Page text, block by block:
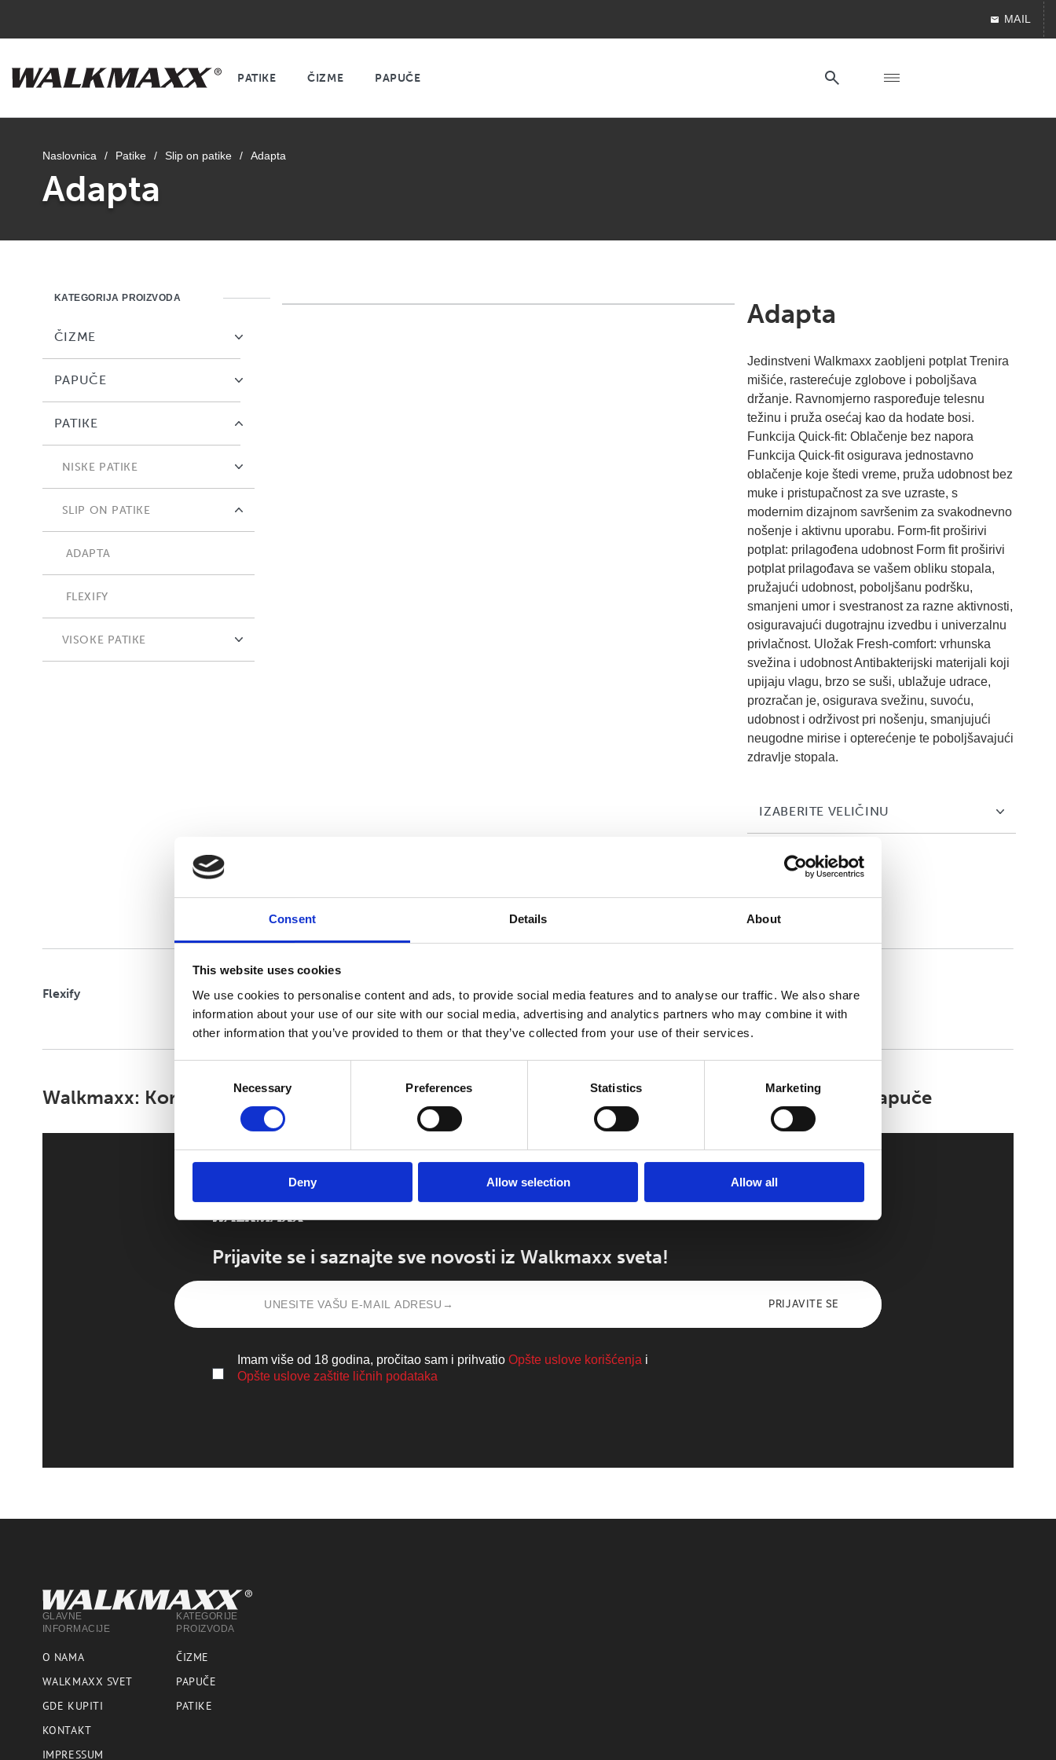
Consent Details About
This website uses cookies
We use cookies to personalise content and ads, to provide social media features and to analyse our traffic. We also share
information about your use of our site with our social media, advertising and analytics partners who may combine it with
other information that you’ve provided to them or that they’ve collected from your use of their services.
Necessary Preferences Statistics Marketing
Deny Allow selection Allow all
MAIL
PATIKE ČIZME PAPUČE
Naslovnica / Patike / Slip on patike / Adapta
Adapta
KATEGORIJA PROIZVODA
ČIZME
PAPUČE
PATIKE
NISKE PATIKE
COMFORTA LOW
EASIUM
SLIP ON PATIKE
ADAPTA
FLEXIFY
VISOKE PATIKE
Adapta
Jedinstveni Walkmaxx zaobljeni potplat Trenira
mišiće, rasterećuje zglobove i poboljšava
držanje. Ravnomjerno raspoređuje telesnu
težinu i pruža osećaj kao da hodate bosi.
Funkcija Quick-fit: Oblačenje bez napora
Funkcija Quick-fit osigurava jednostavno
oblačenje koje štedi vreme, pruža udobnost bez
muke i pristupačnost za sve uzraste, s
modernim dizajnom savršenim za svakodnevno
nošenje i aktivnu uporabu. Form-fit proširivi
potplat: prilagođena udobnost Form fit proširivi
potplat prilagođava se vašem obliku stopala,
pružajući udobnost, poboljšanu podršku,
smanjeni umor i svestranost za razne aktivnosti,
osiguravajući dugotrajnu izvedbu i univerzalnu
privlačnost. Uložak Fresh-comfort: vrhunska
svežina i udobnost Antibakterijski materijali koji
upijaju vlagu, brzo se suši, ublažuje udrace,
prozračan je, osigurava svežinu, suvoću,
udobnost i održivost pri nošenju, smanjujući
neugodne mirise i opterećenje te poboljšavajući
zdravlje stopala.
IZABERITE VELIČINU
Flexify Easium Comforta Low
Walkmaxx: Korak bliže zdravlju, bez obzira na sezonu Walkmaxx Slipster Papuče
Prijavite se i saznajte sve novosti iz Walkmaxx sveta!
PRIJAVITE SE
Imam više od 18 godina, pročitao sam i prihvatio Opšte uslove korišćenja i
Opšte uslove zaštite ličnih podataka
GLAVNE
INFORMACIJE
O NAMA
WALKMAXX SVET
GDE KUPITI
KONTAKT
IMPRESSUM
KATEGORIJE
PROIZVODA
ČIZME
PAPUČE
PATIKE